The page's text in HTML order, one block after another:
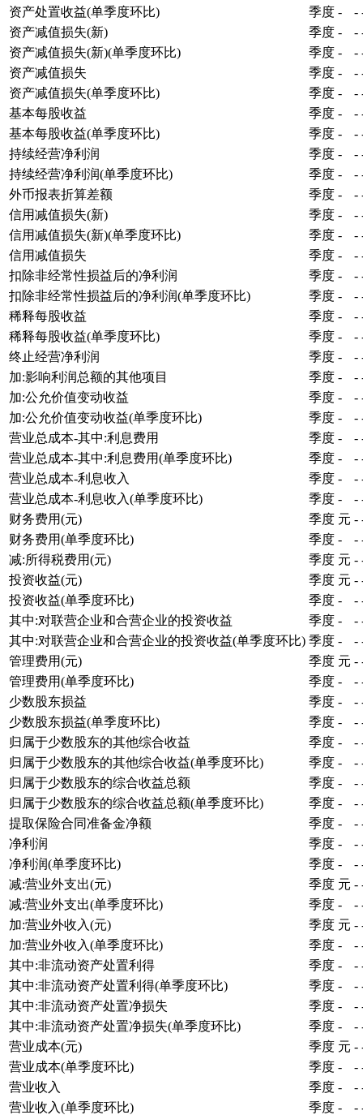
资产处置收益(单季度环比) 季度 - -
资产减值损失(新)
季度 - -
资产减值损失(新)(单季度环比)
季度 - -
资产减值损失
季度 - -
资产减值损失(单季度环比)
季度 - -
基本每股收益
季度 - -
基本每股收益(单季度环比)
季度 - -
持续经营净利润
季度 - -
持续经营净利润(单季度环比)
季度 - -
外币报表折算差额
季度 - -
信用减值损失(新)
季度 - -
信用减值损失(新)(单季度环比)
季度 - -
信用减值损失
季度 - -
扣除非经常性损益后的净利润
季度 - -
扣除非经常性损益后的净利润(单季度环比)
季度 - -
稀释每股收益
季度 - -
稀释每股收益(单季度环比)
季度 - -
终止经营净利润
季度 - -
加:影响利润总额的其他项目
季度 - -
加:公允价值变动收益
季度 - -
加:公允价值变动收益(单季度环比)
季度 - -
营业总成本-其中:利息费用
季度 - -
营业总成本-其中:利息费用(单季度环比)
季度 - -
营业总成本-利息收入
季度 - -
营业总成本-利息收入(单季度环比)
季度 - -
财务费用(元)
季度 元 -
财务费用(单季度环比)
季度 - -
减:所得税费用(元)
季度 元 -
投资收益(元)
季度 元 -
投资收益(单季度环比)
季度 - -
其中:对联营企业和合营企业的投资收益
季度 - -
其中:对联营企业和合营企业的投资收益(单季度环比) 季度 - -
管理费用(元)
季度 元 -
管理费用(单季度环比)
季度 - -
少数股东损益
季度 - -
少数股东损益(单季度环比)
季度 - -
归属于少数股东的其他综合收益
季度 - -
归属于少数股东的其他综合收益(单季度环比)
季度 - -
归属于少数股东的综合收益总额
季度 - -
归属于少数股东的综合收益总额(单季度环比)
季度 - -
提取保险合同准备金净额
季度 - -
净利润
季度 - -
净利润(单季度环比)
季度 - -
减:营业外支出(元)
季度 元 -
减:营业外支出(单季度环比)
季度 - -
加:营业外收入(元)
季度 元 -
加:营业外收入(单季度环比)
季度 - -
其中:非流动资产处置利得
季度 - -
其中:非流动资产处置利得(单季度环比)
季度 - -
其中:非流动资产处置净损失
季度 - -
其中:非流动资产处置净损失(单季度环比)
季度 - -
营业成本(元)
季度 元 -
营业成本(单季度环比)
季度 - -
营业收入
季度 - -
营业收入(单季度环比)
季度 - -